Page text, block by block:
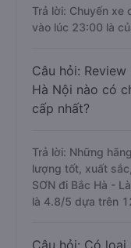
Trả lời: Chuyến xe
vào lúc 23:00 là
Câu hỏi:
Hà Nội nào có
cấp nhất?
Trả lời: Những
lượng tốt, xuất
SƠN đi Bắc Hà -
là 4.8/5 dựa trên
Câu hỏi: Có